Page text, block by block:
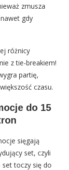
zmusza
gdy
różnicy
z tie-breakiem!
partię,
czasu.
do 15
sięgają
set, czyli
set toczy się do